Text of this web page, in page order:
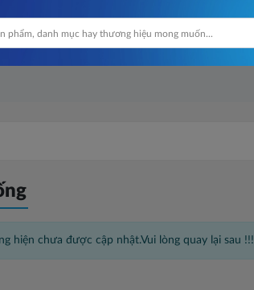
hiện chưa được cập nhật.Vui lòng quay lại sau !!!